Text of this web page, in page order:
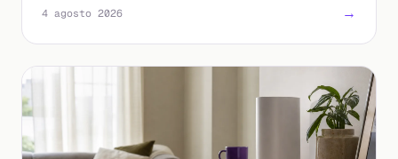
4 agosto 2026 →